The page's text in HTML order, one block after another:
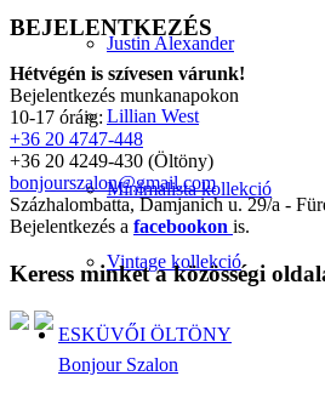
Justin Alexander
Lillian West
Minimalista kollekció
Vintage kollekció
ESKÜVŐI ÖLTÖNY
BEJELENTKEZÉS
Hétvégén is szívesen várunk!
Bejelentkezés munkanapokon
10-17 óráig:
+36 20 4747-448
+36 20 4249-430 (Öltöny)
bonjourszalon@gmail.com
Százhalombatta, Damjanich u. 29/a -
Bejelentkezés a facebookon is.
Keress minket a közösségi
Bonjour Szalon